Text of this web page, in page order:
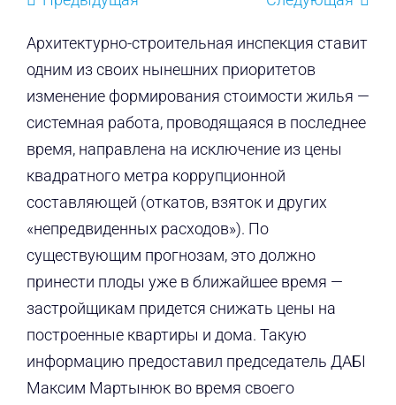
Архитектурно-строительная инспекция ставит
одним из своих нынешних приоритетов
изменение формирования стоимости жилья —
системная работа, проводящаяся в последнее
время, направлена на исключение из цены
квадратного метра коррупционной
составляющей (откатов, взяток и других
«непредвиденных расходов»). По
существующим прогнозам, это должно
принести плоды уже в ближайшее время —
застройщикам придется снижать цены на
построенные квартиры и дома. Такую
информацию предоставил председатель ДАБI
Максим Мартынюк во время своего